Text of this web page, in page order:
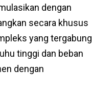
dengan
secara khusus
yang tergabung
tinggi dan beban
dengan